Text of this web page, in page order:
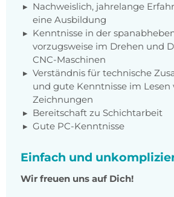
Nachweislich, jahrelange
eine Ausbildung
Kenntnisse in der
vorzugsweise im Drehen und
CNC-Maschinen
Verständnis für technische
und gute Kenntnisse im Lesen
Zeichnungen
Bereitschaft zu Schichtarbeit
Gute PC-Kenntnisse
Einfach und
Wir freuen uns auf Dich!